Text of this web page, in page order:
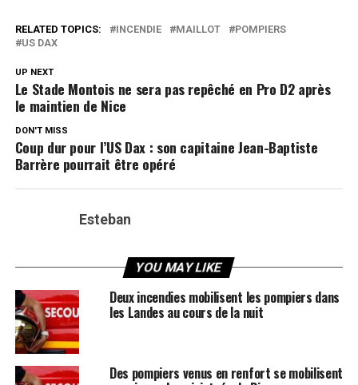
RELATED TOPICS: INCENDIE MAILLOT
POMPIERS
US DAX
UP NEXT
Le Stade Montois ne sera pas repêché en Pro D2 après
le maintien de Nice
DON'T MISS
Coup dur pour l’US Dax : son capitaine Jean-Baptiste
Barrère pourrait être opéré
Esteban
YOU MAY LIKE
Deux incendies mobilisent les pompiers dans
les Landes au cours de la nuit
Des pompiers venus en renfort se mobilisent